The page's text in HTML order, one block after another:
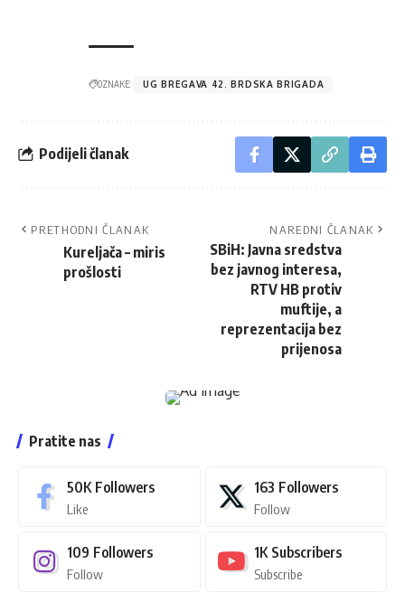
OZNAKE: UG BREGAVA 42. BRDSKA BRIGADA
Podijeli članak
PRETHODNI ČLANAK
Kureljača – miris
prošlosti
NAREDNI ČLANAK
SBiH: Javna sredstva
bez javnog interesa,
RTV HB protiv
muftije, a
reprezentacija bez
prijenosa
Pratite nas
50K Followers
Like
163 Followers
Follow
109 Followers
Follow
1K Subscribers
Subscribe